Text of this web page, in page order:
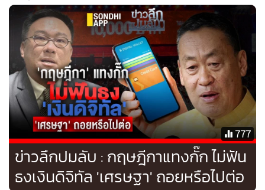
777
ข่าวลึกปมลับ : กฤษฎีกาแทงกั๊ก ไม่ฟัน
ธงเงินดิจิทัล 'เศรษฐา' ถอยหรือไปต่อ